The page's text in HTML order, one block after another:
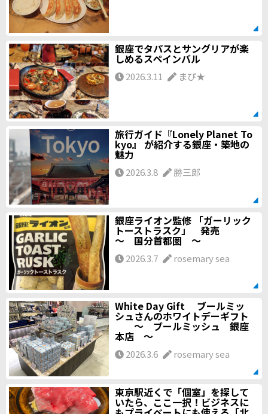
銀座でタパスとサングリアが楽
しめるスペインバル
2026.3.11 まぴ★
旅行ガイド『Lonely Planet To
kyo』 が紹介する銀座・築地の
魅力
2026.3.8 勝三郎
銀座ライオン監修 「ガーリック
トーストラスク」 発売
～ 国分首都圏 ～
2026.3.7 rosemary sea
White Day Gift ブールミッ
シュさんのホワイトデーギフト
～ ブールミッシュ 銀座
本店 ～
2026.3.6 rosemary sea
東京駅近くで「個室」を探して
いたら、ここ一択！ビジネスに